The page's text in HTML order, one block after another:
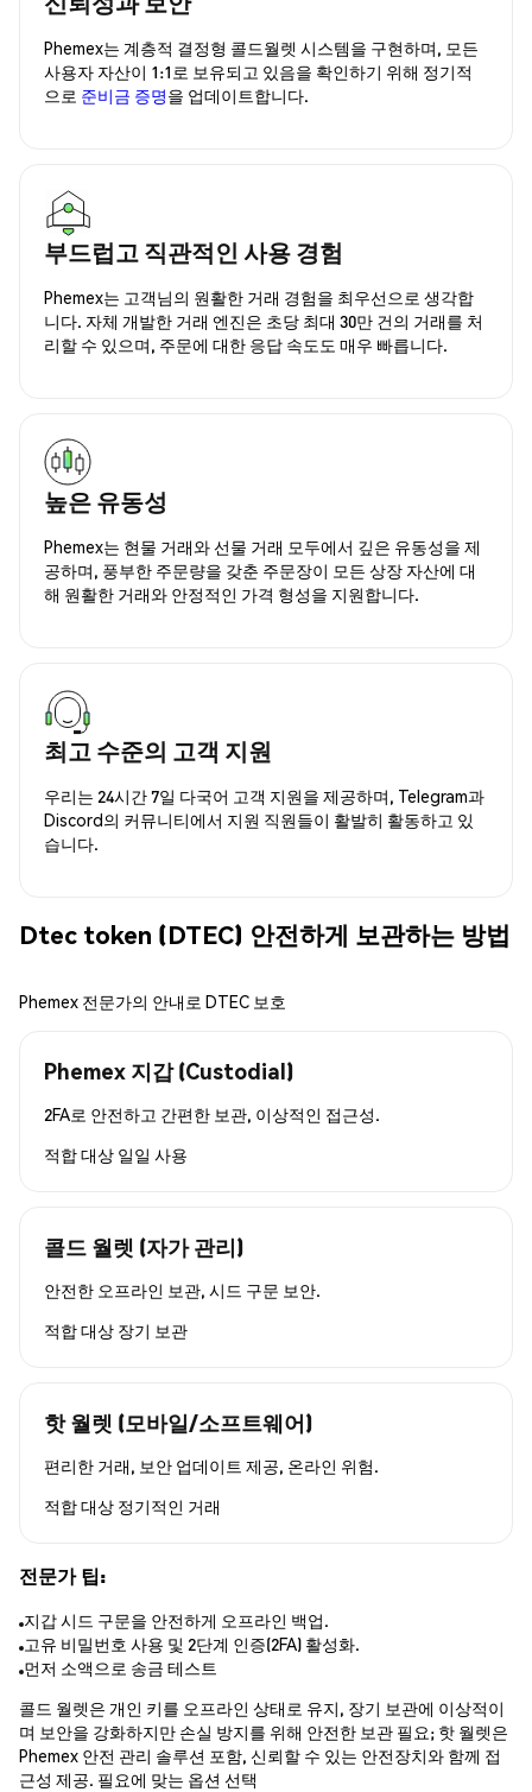
Phemex는 계층적 결정형 콜드월렛 시스템을 구현하며, 모든
사용자 자산이 1:1로 보유되고 있음을 확인하기 위해 정기적
으로 준비금 증명을 업데이트합니다.
부드럽고 직관적인 사용 경험
Phemex는 고객님의 원활한 거래 경험을 최우선으로 생각합
니다. 자체 개발한 거래 엔진은 초당 최대 30만 건의 거래를 처
리할 수 있으며, 주문에 대한 응답 속도도 매우 빠릅니다.
높은 유동성
Phemex는 현물 거래와 선물 거래 모두에서 깊은 유동성을 제
공하며, 풍부한 주문량을 갖춘 주문장이 모든 상장 자산에 대
해 원활한 거래와 안정적인 가격 형성을 지원합니다.
최고 수준의 고객 지원
우리는 24시간 7일 다국어 고객 지원을 제공하며, Telegram과
Discord의 커뮤니티에서 지원 직원들이 활발히 활동하고 있
습니다.
Dtec token (DTEC) 안전하게 보관하는 방법
Phemex 전문가의 안내로 DTEC 보호
Phemex 지갑 (Custodial)
2FA로 안전하고 간편한 보관, 이상적인 접근성.
적합 대상 일일 사용
콜드 월렛 (자가 관리)
안전한 오프라인 보관, 시드 구문 보안.
적합 대상 장기 보관
핫 월렛 (모바일/소프트웨어)
편리한 거래, 보안 업데이트 제공, 온라인 위험.
적합 대상 정기적인 거래
전문가 팁:
지갑 시드 구문을 안전하게 오프라인 백업.
고유 비밀번호 사용 및 2단계 인증(2FA) 활성화.
먼저 소액으로 송금 테스트
콜드 월렛은 개인 키를 오프라인 상태로 유지, 장기 보관에 이상적이
며 보안을 강화하지만 손실 방지를 위해 안전한 보관 필요; 핫 월렛은
Phemex 안전 관리 솔루션 포함, 신뢰할 수 있는 안전장치와 함께 접
근성 제공. 필요에 맞는 옵션 선택